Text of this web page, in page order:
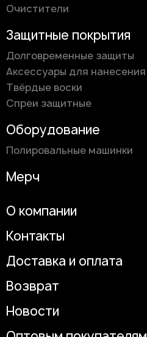
Очистители
Защитные покрытия
Долговременные защиты
Аксессуары для нанесения
Твёрдые воски
Спреи защитные
Оборудование
Полировальные машинки
Мерч
О компании
Контакты
Доставка и оплата
Возврат
Новости